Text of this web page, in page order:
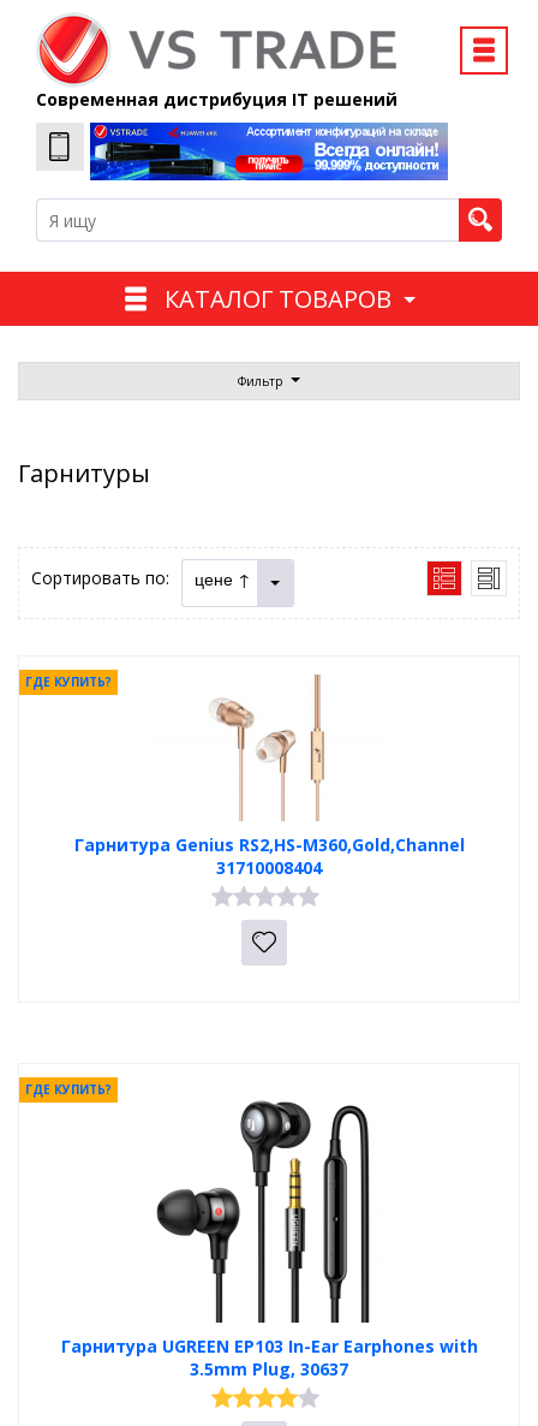
Современная дистрибуция IT решений
КАТАЛОГ ТОВАРОВ
Фильтр
Гарнитуры
Сортировать по: цене ↑
Гарнитура Genius RS2,HS-M360,Gold,Channel
31710008404
ГДЕ КУПИТЬ?
Гарнитура UGREEN EP103 In-Ear Earphones with
3.5mm Plug, 30637
ГДЕ КУПИТЬ?